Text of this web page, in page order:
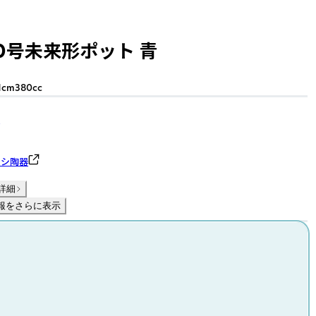
未来形ポット 青
陶器
細
をさらに表示